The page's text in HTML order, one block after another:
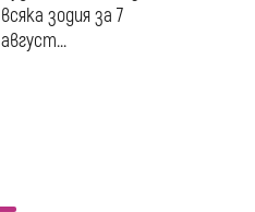
всяка зодия за 7
август...